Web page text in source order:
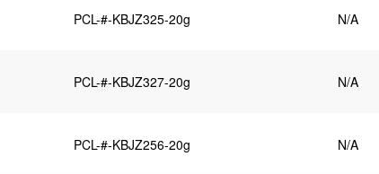
PCL-#-KBJZ325-20g N/A
PCL-#-KBJZ327-20g N/A
PCL-#-KBJZ256-20g N/A